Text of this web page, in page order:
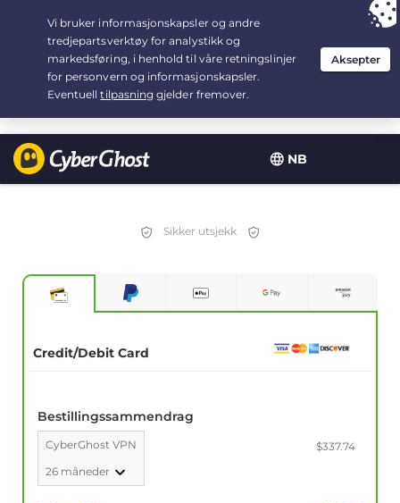
NB
Your choice: The Best Dealfor 2.1666666666667-years at $
/month
Sikker utsjekk
Credit/Debit Card
Bestillingssammendrag
CyberGhost VPN
26 måneder
$337.74